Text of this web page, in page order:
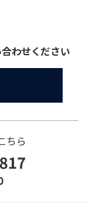
わせください
ちら